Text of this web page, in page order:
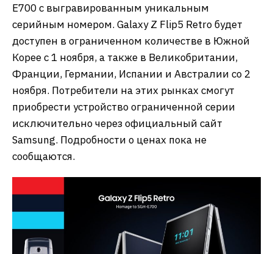
E700 с выгравированным уникальным
серийным номером. Galaxy Z Flip5 Retro будет
доступен в ограниченном количестве в Южной
Корее с 1 ноября, а также в Великобритании,
Франции, Германии, Испании и Австралии со 2
ноября. Потребители на этих рынках смогут
приобрести устройство ограниченной серии
исключительно через официальный сайт
Samsung. Подробности о ценах пока не
сообщаются.